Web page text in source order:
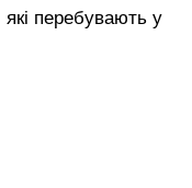
перебувають у